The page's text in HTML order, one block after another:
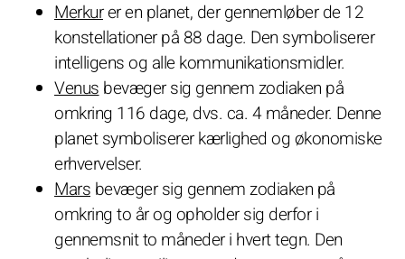
Merkurer en planet, der gennemløber de 12
konstellationer på 88 dage. Den symboliserer
intelligens og alle kommunikationsmidler.
Venusbevæger sig gennem zodiaken på
omkring 116 dage, dvs. ca. 4 måneder. Denne
planet symboliserer kærlighed og økonomiske
erhvervelser.
Mars bevæger sig gennem zodiaken på
omkring to år og opholder sig derfor i
gennemsnit to måneder i hvert tegn. Den